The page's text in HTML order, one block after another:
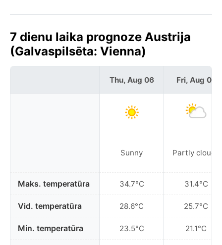
7 dienu laika prognoze Austrija
(Galvaspilsēta: Vienna)
Maks. temperatūra
Vid. temperatūra
Min. temperatūra
Thu, Aug 06
Sunny
34.7°C
28.6°C
23.5°C
Fri, Aug 07
Partly cloudy
31.4°C
25.7°C
21.1°C